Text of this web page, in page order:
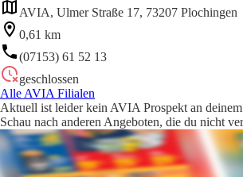
AVIA, Ulmer Straße 17, 73207 Plochingen
0,61 km
(07153) 61 52 13
geschlossen
Alle AVIA Filialen
Aktuell ist leider kein AVIA Prospekt an
Schau nach anderen Angeboten, die du nicht